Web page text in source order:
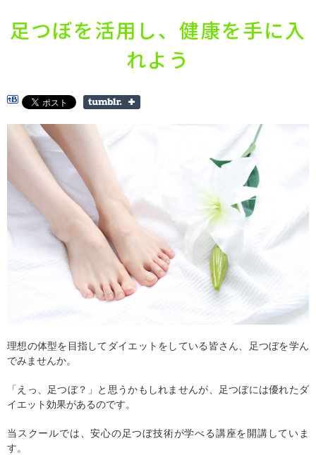
足つぼを活用し、健康を手に入
れよう
理想の体型を目指してダイエットをしている皆さん、足つぼを学ん
でみませんか。
「えっ、足つぼ？」と思うかもしれませんが、足つぼには優れたダ
イエット効果があるのです。
当スクールでは、安心の足つぼ技術が学べる講座を開講していま
す。